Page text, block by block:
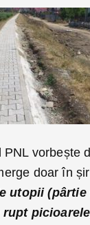
PNL vorbește
doar în
utopii (pârtie
rupt